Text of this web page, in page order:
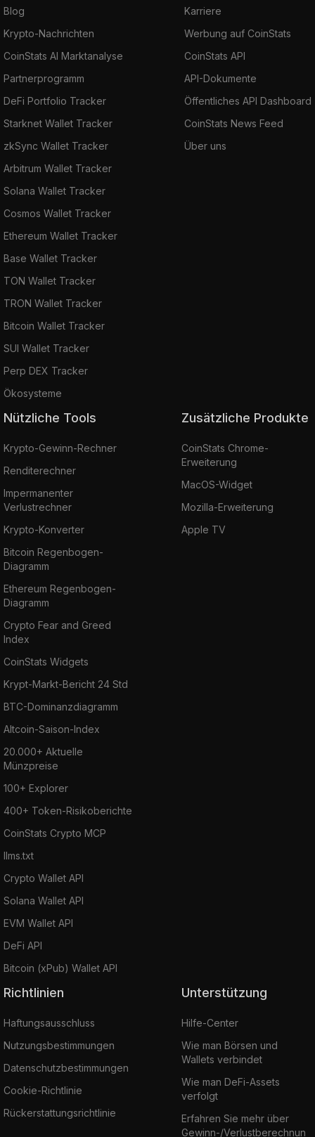
Blog
Krypto-Nachrichten
CoinStats AI Marktanalyse
Partnerprogramm
DeFi Portfolio Tracker
Starknet Wallet Tracker
zkSync Wallet Tracker
Arbitrum Wallet Tracker
Solana Wallet Tracker
Cosmos Wallet Tracker
Ethereum Wallet Tracker
Base Wallet Tracker
TON Wallet Tracker
TRON Wallet Tracker
Bitcoin Wallet Tracker
SUI Wallet Tracker
Perp DEX Tracker
Ökosysteme
Karriere
Werbung auf CoinStats
CoinStats API
API-Dokumente
Öffentliches API Dashboard
CoinStats News Feed
Über uns
Nützliche Tools
Krypto-Gewinn-Rechner
Renditerechner
Impermanenter
Verlustrechner
Krypto-Konverter
Bitcoin Regenbogen-
Diagramm
Ethereum Regenbogen-
Diagramm
Crypto Fear and Greed
Index
CoinStats Widgets
Krypt-Markt-Bericht 24 Std
BTC-Dominanzdiagramm
Altcoin-Saison-Index
20.000+ Aktuelle
Münzpreise
100+ Explorer
400+ Token-Risikoberichte
CoinStats Crypto MCP
llms.txt
Crypto Wallet API
Solana Wallet API
EVM Wallet API
DeFi API
Bitcoin (xPub) Wallet API
Zusätzliche Produkte
CoinStats Chrome-
Erweiterung
MacOS-Widget
Mozilla-Erweiterung
Apple TV
Richtlinien
Haftungsausschluss
Nutzungsbestimmungen
Datenschutzbestimmungen
Cookie-Richtlinie
Rückerstattungsrichtlinie
Unterstützung
Hilfe-Center
Wie man Börsen und
Wallets verbindet
Wie man DeFi-Assets
verfolgt
Erfahren Sie mehr über
Gewinn-/Verlustberechnun